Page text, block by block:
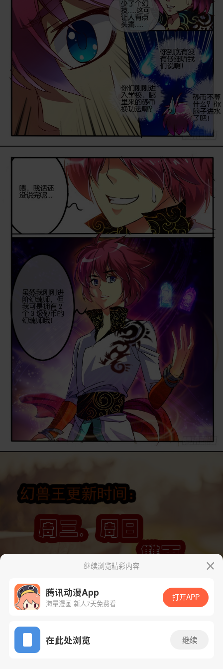
App免费看
下一话
继续浏览精彩内容
腾讯动漫App
海量漫画 新人7天免费看
打开APP
在此处浏览 继续